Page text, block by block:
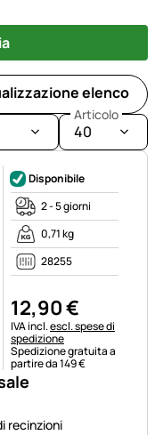
elenco
Articolo
40
recinzioni
Disponibile
2 - 5 giorni
0,71 kg
28255
12,90€
Informazioni fiscali:
IVA incl.escl. spese di
spedizione
Spedizione gratuita a
partire da 149 €